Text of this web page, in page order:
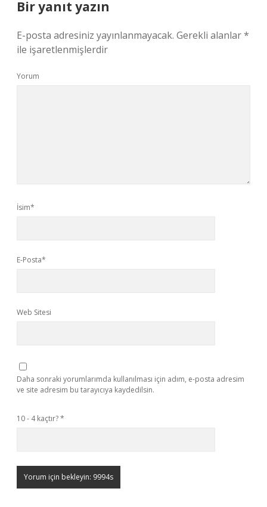
Bir yanıt yazın
E-posta adresiniz yayınlanmayacak. Gerekli alanlar*
ile işaretlenmişlerdir
Yorum
İsim*
E-Posta*
Web Sitesi
Daha sonraki yorumlarımda kullanılması için adım, e-posta adresim
ve site adresim bu tarayıcıya kaydedilsin.
10 - 4 kaçtır?*